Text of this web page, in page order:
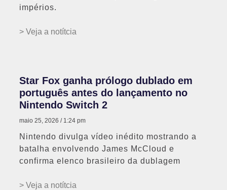
impérios.
> Veja a notítcia
Star Fox ganha prólogo dublado em
português antes do lançamento no
Nintendo Switch 2
maio 25, 2026 1:24 pm
Nintendo divulga vídeo inédito mostrando a
batalha envolvendo James McCloud e
confirma elenco brasileiro da dublagem
> Veja a notítcia